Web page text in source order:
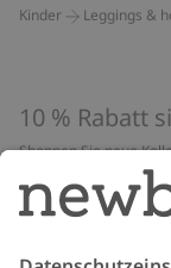
Kinder Leggings &
10 % Rabatt
Shoppen Sie neue
Guides und
*Gilt nur für deine
oder Angeboten